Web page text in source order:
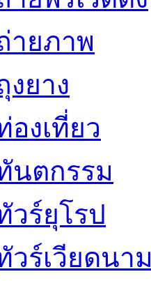
ายภาพ
งยาง
องเที่ยว
นตกรรม
วร์ยุโรป
วร์เวียดนาม